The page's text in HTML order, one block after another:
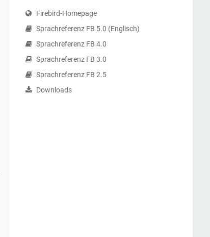
Firebird-Homepage
Sprachreferenz FB 5.0 (Englisch)
Sprachreferenz FB 4.0
Sprachreferenz FB 3.0
Sprachreferenz FB 2.5
Downloads